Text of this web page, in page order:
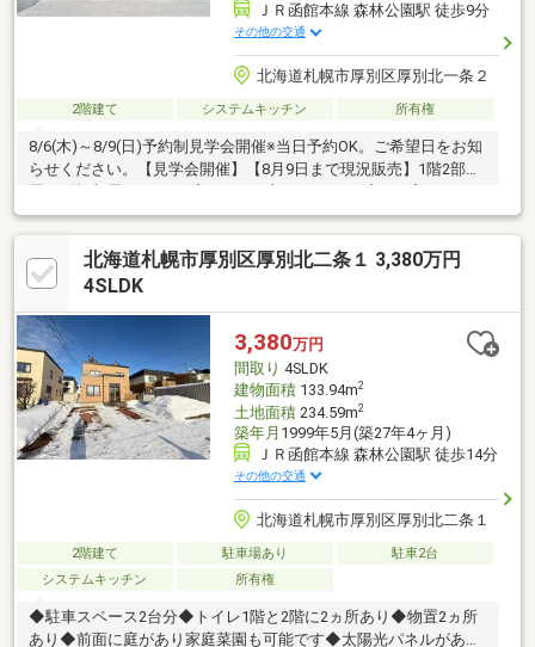
ＪＲ函館本線 森林公園駅 徒歩9分
その他の交通
北海道札幌市厚別区厚別北一条２
2階建て システムキッチン 所有権
8/6(木)～8/9(日)予約制見学会開催※当日予約OK。ご希望日をお知
らせください。【見学会開催】【8月9日まで現況販売】1階2部
【おすすめポイント】・本物件は条件により住宅ローン減税が適
用されます。・雨漏り、構造上主要な部分の欠陥や・腐食、給排
水管の故障や漏水についてお引渡しより２年間保証・お客様に合
わせたローンの組み方や金融機関をご提案。住宅ローンが初めて
1800ｍ（徒歩23分）・厚別中学校1400ｍ（徒歩18分）・イ
北海道札幌市厚別区厚別北二条１ 3,380万円
4SLDK
3,380万円
間取り 4SLDK
建物面積133.94m2
土地面積234.59m2
築年月 1999年5月(築27年4ヶ月)
ＪＲ函館本線 森林公園駅 徒歩14分
その他の交通
北海道札幌市厚別区厚別北二条１
2階建て 駐車場あり
駐車2台
システムキッチン
所有権
◆駐車スペース2台分◆トイレ1階と2階に2ヵ所あり◆物置2ヵ所
あり◆前面に庭があり家庭菜園も可能です◆太陽光パネルがあり